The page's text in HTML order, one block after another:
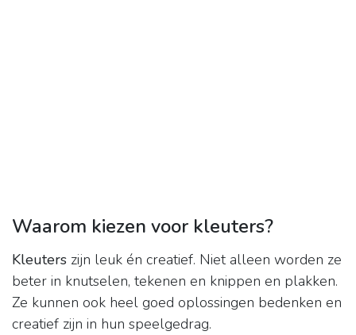
Waarom kiezen voor kleuters?
Kleuters zijn leuk én creatief. Niet alleen worden ze
beter in knutselen, tekenen en knippen en plakken.
Ze kunnen ook heel goed oplossingen bedenken en
creatief zijn in hun speelgedrag.